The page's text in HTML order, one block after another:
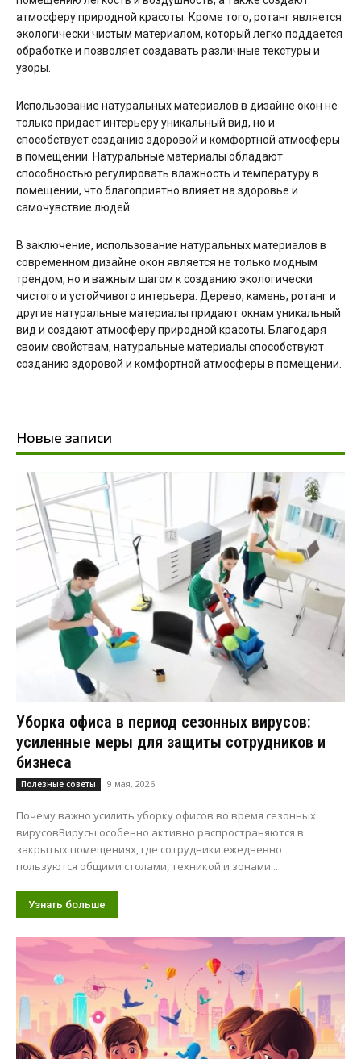
атмосферу природной красоты. Кроме того, ротанг является
экологически чистым материалом, который легко поддается
обработке и позволяет создавать различные текстуры и
узоры.
Использование натуральных материалов в дизайне окон не
только придает интерьеру уникальный вид, но и
способствует созданию здоровой и комфортной атмосферы
в помещении. Натуральные материалы обладают
способностью регулировать влажность и температуру в
помещении, что благоприятно влияет на здоровье и
самочувствие людей.
В заключение, использование натуральных материалов в
современном дизайне окон является не только модным
трендом, но и важным шагом к созданию экологически
чистого и устойчивого интерьера. Дерево, камень, ротанг и
другие натуральные материалы придают окнам уникальный
вид и создают атмосферу природной красоты. Благодаря
своим свойствам, натуральные материалы способствуют
созданию здоровой и комфортной атмосферы в помещении.
Новые записи
Уборка офиса в период сезонных вирусов:
усиленные меры для защиты сотрудников и
бизнеса
Полезные советы 9 мая, 2026
Почему важно усилить уборку офисов во время сезонных
вирусовВирусы особенно активно распространяются в
закрытых помещениях, где сотрудники ежедневно
пользуются общими столами, техникой и зонами...
Узнать больше